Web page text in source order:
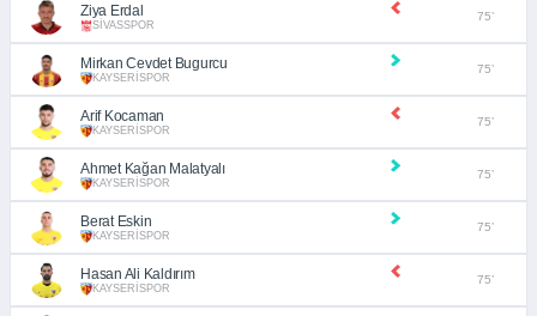
Ziya Erdal
SİVASSPOR
75’
Mirkan Cevdet Bugurcu
KAYSERİSPOR
75’
Arif Kocaman
KAYSERİSPOR
75’
Ahmet Kağan Malatyalı
KAYSERİSPOR
75’
Berat Eskin
KAYSERİSPOR
75’
Hasan Ali Kaldırım
KAYSERİSPOR
75’